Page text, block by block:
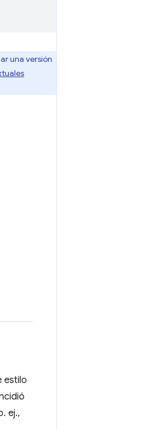
una versión
estilo
ej.,